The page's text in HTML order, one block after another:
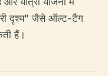
दृश्य" जैसे ऑल्ट-टैग
हैं।